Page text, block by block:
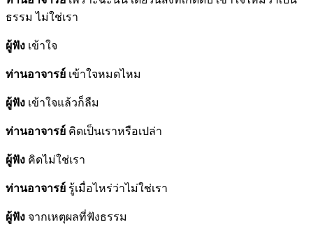
ธรรม ไม่ใช่เรา
ผู้ฟัง เข้าใจ
ท่านอาจารย์ เข้าใจหมดไหม
ผู้ฟัง เข้าใจแล้วก็ลืม
ท่านอาจารย์ คิดเป็นเราหรือเปล่า
ผู้ฟัง คิดไม่ใช่เรา
ท่านอาจารย์ รู้เมื่อไหร่ว่าไม่ใช่เรา
ผู้ฟัง จากเหตุผลที่ฟังธรรม